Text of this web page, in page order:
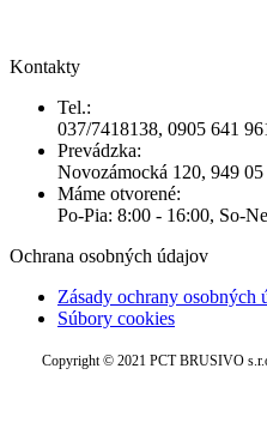
Kontakty
Tel.:
037/7418138, 0905 641
Prevádzka:
Novozámocká 120, 949
Máme otvorené:
Po-Pia: 8:00 - 16:00, So-
Ochrana osobných údajov
Zásady ochrany osobných
Súbory cookies
Copyright © 2021 PCT BRUSIVO